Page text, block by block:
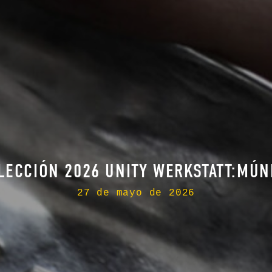
2026 UNITY
27 de mayo de 2026